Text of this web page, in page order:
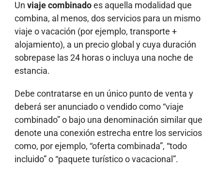
Un viaje combinadoes aquella modalidad que
combina, al menos, dos servicios para un mismo
viaje o vacación (por ejemplo, transporte +
alojamiento), a un precio global y cuya duración
sobrepase las 24 horas o incluya una noche de
estancia.
Debe contratarse en un único punto de venta y
deberá ser anunciado o vendido como “viaje
combinado” o bajo una denominación similar que
denote una conexión estrecha entre los servicios
como, por ejemplo, “oferta combinada”, “todo
incluido” o “paquete turístico o vacacional”.